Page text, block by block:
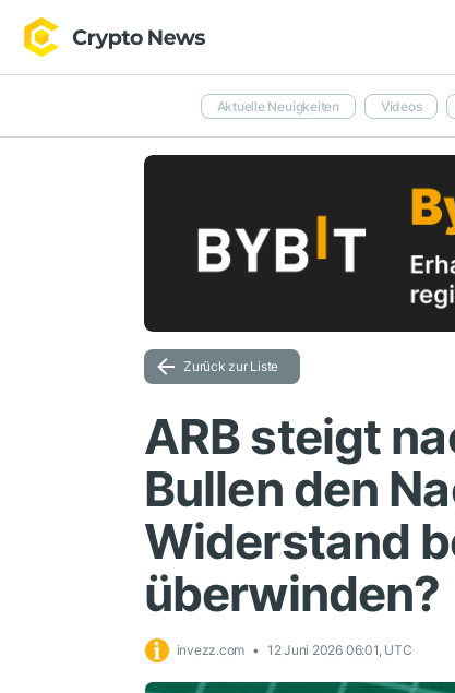
Aktuelle Neuigkeiten Videos
Zurück zur Liste
ARB steigt
Bullen den
Widerstand
überwinden?
invezz.com 12 Juni 2026 06:01, UTC